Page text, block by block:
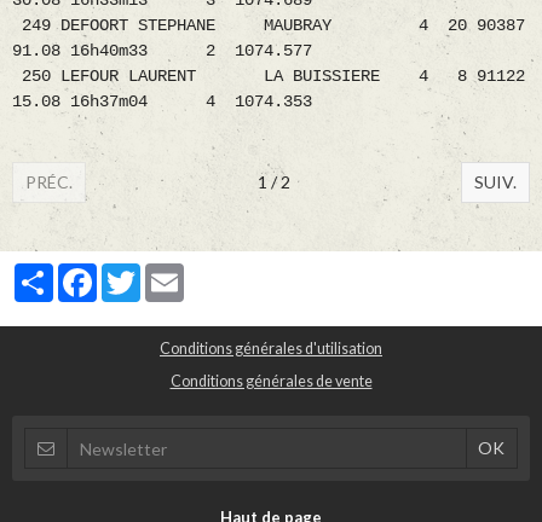
249 DEFOORT STEPHANE MAUBRAY 4 20 90387
91.08 16h40m33 2 1074.577
250 LEFOUR LAURENT LA BUISSIERE 4 8 91122
15.08 16h37m04 4 1074.353
PRÉC. 1 / 2 SUIV.
PartagerFacebook
Twitter
Conditions générales d'utilisation
Conditions générales de vente
Haut de page